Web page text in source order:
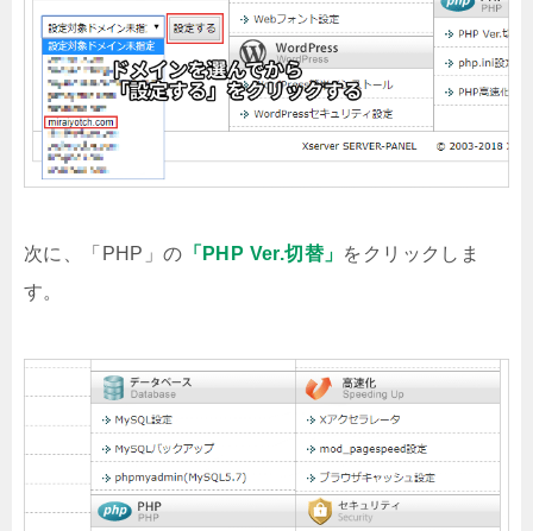
次に、「PHP」の 「PHP Ver.切替」 をクリックしま
す。